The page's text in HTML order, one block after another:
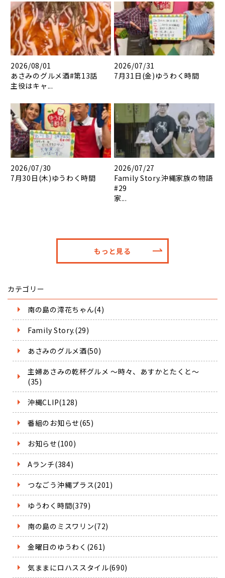
2026/08/01
あさみのグルメ酒#第13話
主役はキャ...
2026/07/31
7月31日(金)ゆうわく時間
2026/07/30
7月30日(木)ゆうわく時間
2026/07/27
Family Story.沖縄家族の物語
#29
家...
もっと見る
カテゴリー
南の島の澪花ちゃん(4)
Family Story.(29)
あさみのグルメ酒(50)
主婦あさみの乾杯グルメ ～時々、あすかとたくと～
(35)
沖縄CLIP(128)
番組のお知らせ(65)
お知らせ(100)
Aランチ(384)
つなごう沖縄プラス(201)
ゆうわく時間(379)
南の島のミスワリン(72)
金曜日のゆうわく(261)
気ままにロハススタイル(690)